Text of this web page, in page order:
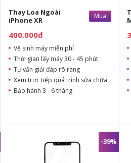
Thay Loa Ngoài
iPhone XR
Mua
400.000đ
Vệ sinh máy miễn phí
Thời gian lấy máy 30 - 45 phút
Tư vấn giải đáp rõ ràng
Xem trực tiếp quá trình sửa chữa
Bảo hành 3 - 6 tháng
-39%